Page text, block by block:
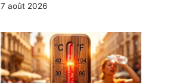
7 août 2026